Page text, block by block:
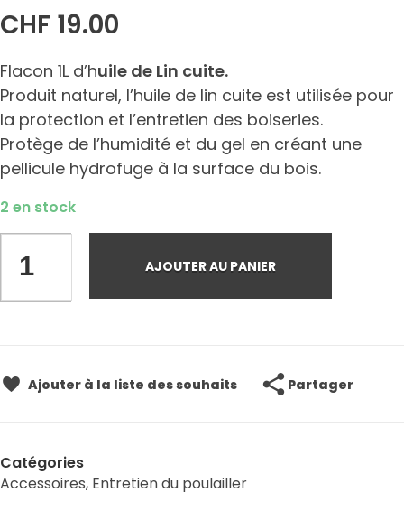
CHF 19.00
Flacon 1L d’huile de Lin cuite.
Produit naturel, l’huile de lin cuite est utilisée pour
la protection et l’entretien des boiseries.
Protège de l’humidité et du gel en créant une
pellicule hydrofuge à la surface du bois.
2 en stock
AJOUTER AU PANIER
Ajouter à la liste des souhaits Partager
Catégories
Accessoires, Entretien du poulailler